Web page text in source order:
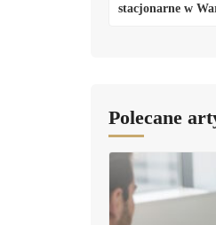
stacjonarne w
Polecane